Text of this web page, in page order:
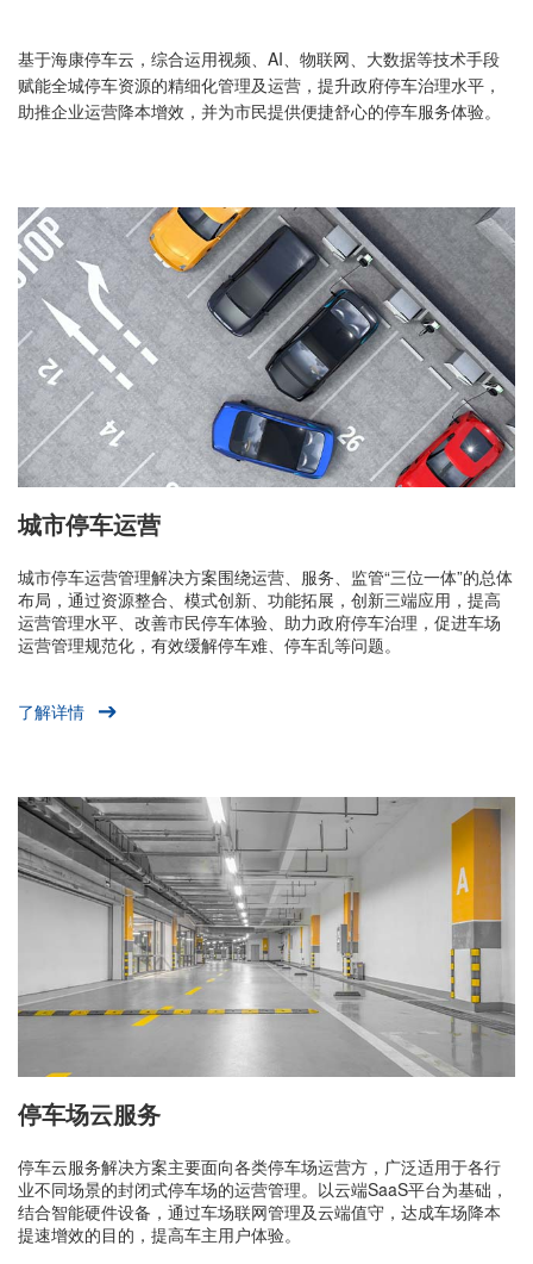
基于海康停车云，综合运用视频、AI、物联网、大数据等技术手段
赋能全城停车资源的精细化管理及运营，提升政府停车治理水平，
助推企业运营降本增效，并为市民提供便捷舒心的停车服务体验。
城市停车运营
城市停车运营管理解决方案围绕运营、服务、监管“三位一体”的总体
布局，通过资源整合、模式创新、功能拓展，创新三端应用，提高
运营管理水平、改善市民停车体验、助力政府停车治理，促进车场
运营管理规范化，有效缓解停车难、停车乱等问题。
了解详情
停车场云服务
停车云服务解决方案主要面向各类停车场运营方，广泛适用于各行
业不同场景的封闭式停车场的运营管理。以云端SaaS平台为基础，
结合智能硬件设备，通过车场联网管理及云端值守，达成车场降本
提速增效的目的，提高车主用户体验。